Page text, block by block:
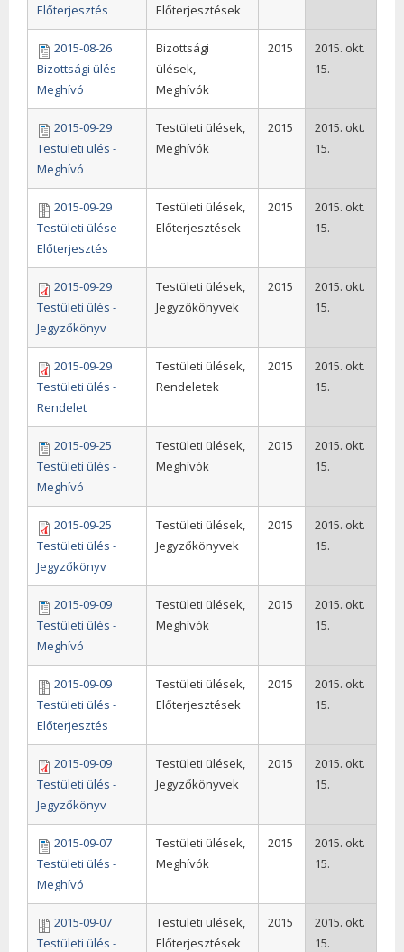
Előterjesztés
Előterjesztések
2015-08-26
Bizottsági ülés -
Meghívó
Bizottsági
ülések,
Meghívók
2015
2015. okt.
15.
2015-09-29
Testületi ülés -
Meghívó
Testületi ülések,
Meghívók
2015
2015. okt.
15.
2015-09-29
Testületi ülése -
Előterjesztés
Testületi ülések,
Előterjesztések
2015
2015. okt.
15.
2015-09-29
Testületi ülés -
Jegyzőkönyv
Testületi ülések,
Jegyzőkönyvek
2015
2015. okt.
15.
2015-09-29
Testületi ülés -
Rendelet
Testületi ülések,
Rendeletek
2015
2015. okt.
15.
2015-09-25
Testületi ülés -
Meghívó
Testületi ülések,
Meghívók
2015
2015. okt.
15.
2015-09-25
Testületi ülés -
Jegyzőkönyv
Testületi ülések,
Jegyzőkönyvek
2015
2015. okt.
15.
2015-09-09
Testületi ülés -
Meghívó
Testületi ülések,
Meghívók
2015
2015. okt.
15.
2015-09-09
Testületi ülés -
Előterjesztés
Testületi ülések,
Előterjesztések
2015
2015. okt.
15.
2015-09-09
Testületi ülés -
Jegyzőkönyv
Testületi ülések,
Jegyzőkönyvek
2015
2015. okt.
15.
2015-09-07
Testületi ülés -
Meghívó
Testületi ülések,
Meghívók
2015
2015. okt.
15.
2015-09-07
Testületi ülés -
Testületi ülések,
Előterjesztések
2015
2015. okt.
15.